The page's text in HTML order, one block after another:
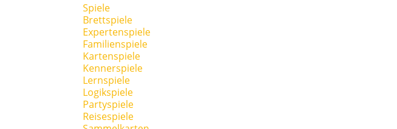
Spiele
Brettspiele
Expertenspiele
Familienspiele
Kartenspiele
Kennerspiele
Lernspiele
Logikspiele
Partyspiele
Reisespiele